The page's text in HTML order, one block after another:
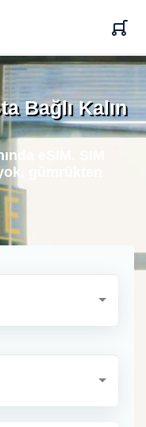
Bağlı Kalın
eSIM. SIM
gümrükten